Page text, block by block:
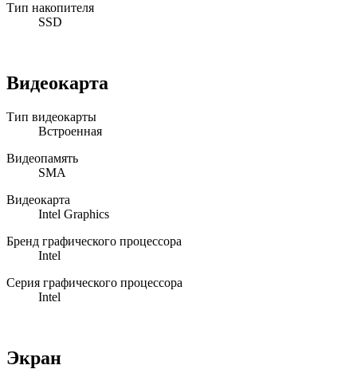
Тип накопителя
SSD
Видеокарта
Тип видеокарты
Встроенная
Видеопамять
SMA
Видеокарта
Intel Graphics
Бренд графического процессора
Intel
Серия графического процессора
Intel
Экран